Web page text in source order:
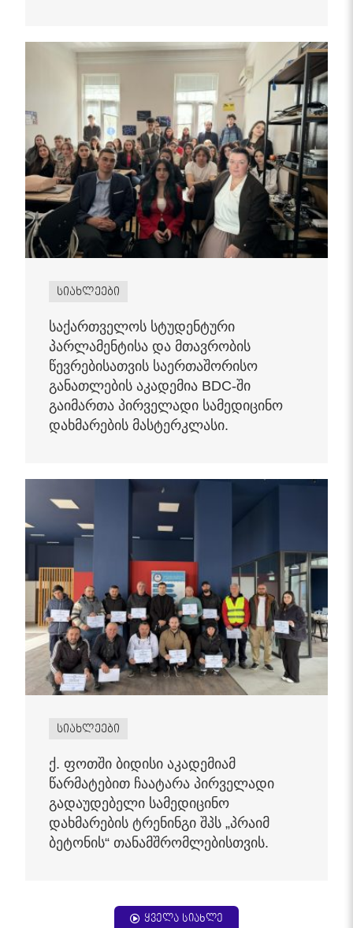
სიახლეები
საქართველოს სტუდენტური
პარლამენტისა და მთავრობის
წევრებისათვის საერთაშორისო
განათლების აკადემია BDC-ში
გაიმართა პირველადი სამედიცინო
დახმარების მასტერკლასი.
სიახლეები
ქ. ფოთში ბიდისი აკადემიამ
წარმატებით ჩაატარა პირველადი
გადაუდებელი სამედიცინო
დახმარების ტრენინგი შპს „პრაიმ
ბეტონის“ თანამშრომლებისთვის.
ყველა სიახლე